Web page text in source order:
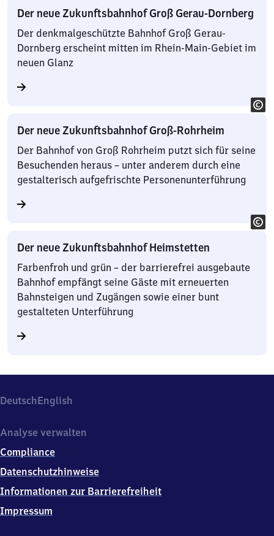
Der neue Zukunftsbahnhof Groß Gerau-Dornberg
Der denkmalgeschützte Bahnhof Groß Gerau-
Dornberg erscheint mitten im Rhein-Main-Gebiet im
neuen Glanz
Der neue Zukunftsbahnhof Groß-Rohrheim
Der Bahnhof von Groß Rohrheim putzt sich für seine
Besuchenden heraus – unter anderem durch eine
gestalterisch aufgefrischte Personenunterführung
Der neue Zukunftsbahnhof Heimstetten
Farbenfroh und grün – der barrierefrei ausgebaute
Bahnhof empfängt seine Gäste mit erneuerten
Bahnsteigen und Zugängen sowie einer bunt
gestalteten Unterführung
DeutschEnglish
Analyse verwalten
Compliance
Datenschutzhinweise
Informationen zur Barrierefreiheit
Impressum